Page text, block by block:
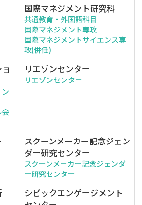
国際マネジメント研究科
共通教育・外国語科目
国際マネジメント専攻
国際マネジメントサイエンス専
攻(併任)
会
リエゾンセンター
リエゾンセンター
スクーンメーカー記念ジェン
ダー研究センター
スクーンメーカー記念ジェンダ
ー研究センター
シビックエンゲージメント